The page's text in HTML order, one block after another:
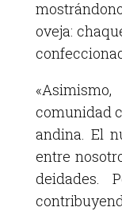
oveja:
comunidad
andina. El
entre
deidades.